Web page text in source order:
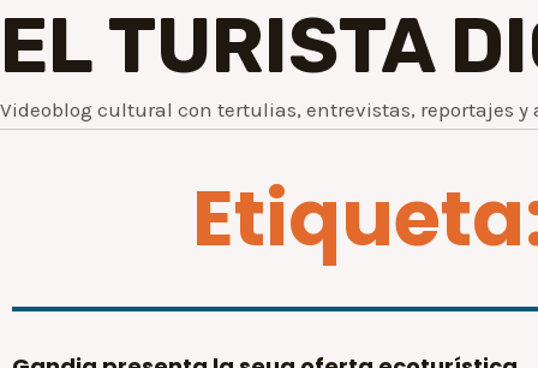
EL TURISTA
Videoblog cultural con tertulias, entrevistas, reportajes y